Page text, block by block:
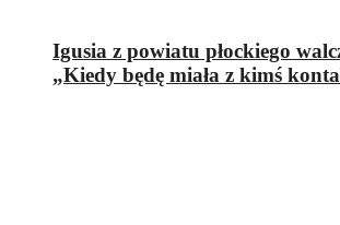
Igusia z powiatu płockiego
„Kiedy będę miała z kimś